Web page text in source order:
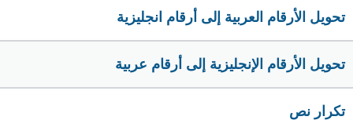
تحويل الأرقام العربية إلى أرقام انجليزية
تحويل الأرقام الإنجليزية إلى أرقام عربية
تكرار نص